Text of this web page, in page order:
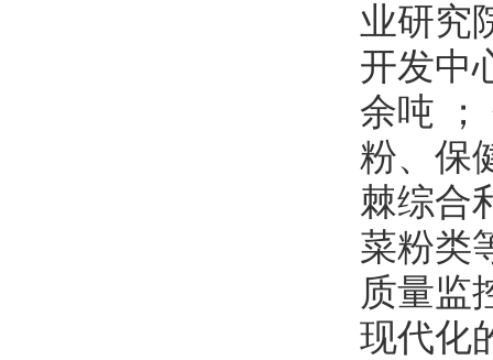
业研究
开发中
余吨
粉、保
棘综合
菜粉类
质量监
现代化